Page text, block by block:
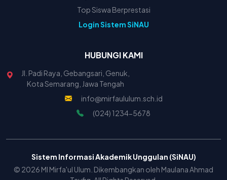
Top Siswa Berprestasi
Login Sistem SiNAU
HUBUNGI KAMI
Jl. Padi Raya, Gebangsari, Genuk,
Kota Semarang, Jawa Tengah
info@mirfaululum.sch.id
(024) 1234-5678
Sistem Informasi Akademik Unggulan (SiNAU)
© 2026 MI Mirfa'ul Ulum. Dikembangkan oleh Maulana Ahmad